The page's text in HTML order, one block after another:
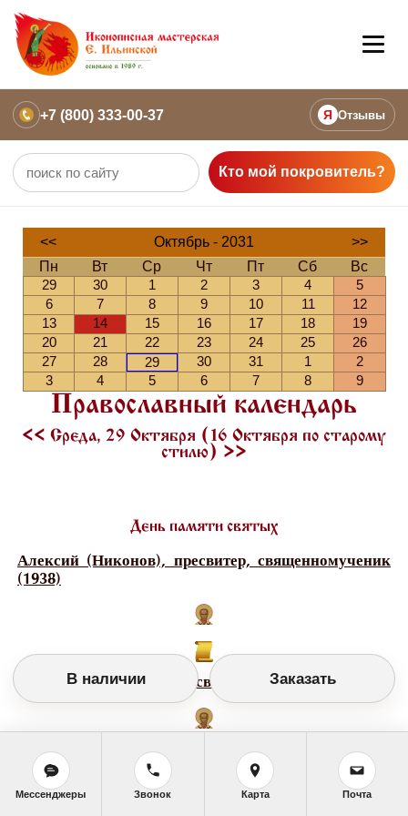
+7 (800) 333-00-37 Я Отзывы
Кто мой покровитель?
<< Октябрь - 2031
>>
Пн
Вт Ср Чт Пт Сб
Вс
29
30 1 2 3 4
5
6
7 8 9 10 11
12
13
14 15 16 17 18
19
20
21 22 23 24 25
26
27
28 29 30 31 1
2
3
4 5 6 7 8 9
Православный календарь
<< Среда, 29 Октября (16 Октября по старому
стилю) >>
День памяти святых
Алексий (Никонов), пресвитер, священномученик
(1938)
Герогий (Троицкий), пресвитер, исповедник (1931)
Евгений (Елховский), пресвитер,
священномученик
В наличии Заказать
Мессенджеры Звонок Карта Почта